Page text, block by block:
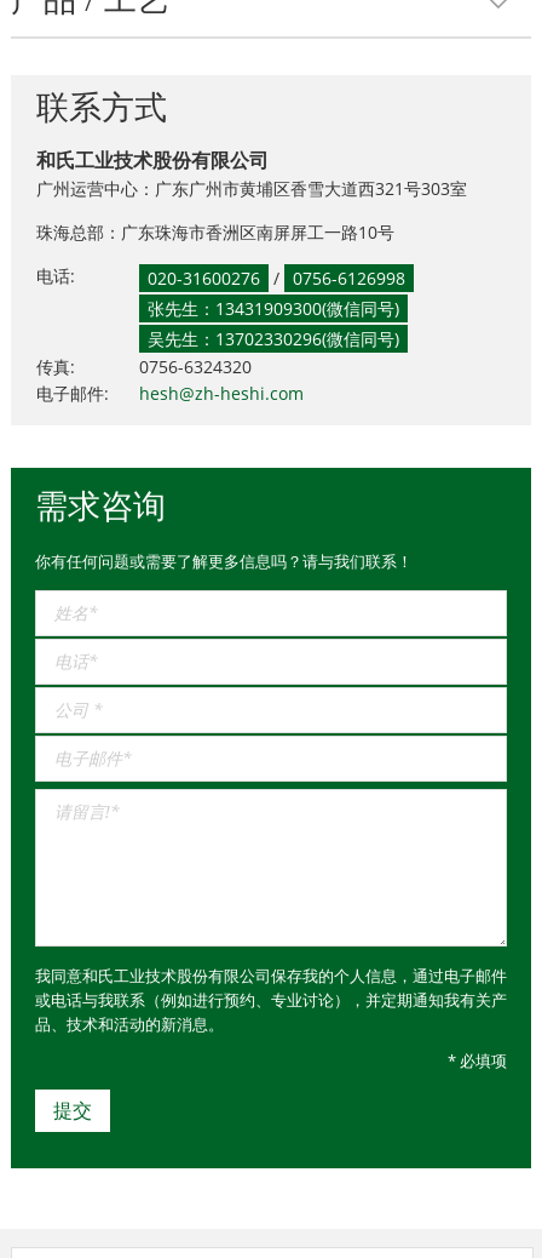
联系方式
和氏工业技术股份有限公司
广州运营中心：广东广州市黄埔区香雪大道西321号303室
珠海总部：广东珠海市香洲区南屏屏工一路10号
电话:
020-31600276 /
0756-6126998
张先生：13431909300(微信同号)
吴先生：13702330296(微信同号)
传真:
0756-6324320
电子邮件:
hesh@zh-heshi.com
需求咨询
你有任何问题或需要了解更多信息吗？请与我们联系！
我同意和氏工业技术股份有限公司保存我的个人信息，通过电子邮件
或电话与我联系（例如进行预约、专业讨论），并定期通知我有关产
品、技术和活动的新消息。
* 必填项